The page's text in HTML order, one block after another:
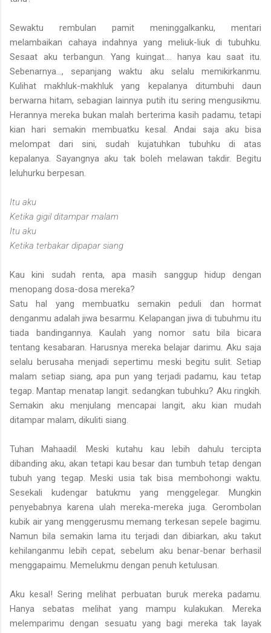
Sewaktu rembulan pamit meninggalkanku, mentari
melambaikan cahaya indahnya yang meliuk-liuk di tubuhku.
Sesaat aku terbangun. Yang kuingat.... hanya kau saat itu.
Sebenarnya..., sepanjang waktu aku selalu memikirkanmu.
Kulihat makhluk-makhluk yang kepalanya ditumbuhi daun
berwarna hitam, sebagian lainnya putih itu sering mengusikmu.
Herannya mereka bukan malah berterima kasih padamu, tetapi
kian hari semakin membuatku kesal. Andai saja aku bisa
melompat dari sini, sudah kujatuhkan tubuhku di atas
kepalanya. Sayangnya aku tak boleh melawan takdir. Begitu
leluhurku berpesan.
Itu aku
Ketika gigil ditampar malam
Itu aku
Ketika terbakar dipapar siang
Kau kini sudah renta, apa masih sanggup hidup dengan
menopang dosa-dosa mereka?
Satu hal yang membuatku semakin peduli dan hormat
denganmu adalah jiwa besarmu. Kelapangan jiwa di tubuhmu itu
tiada bandingannya. Kaulah yang nomor satu bila bicara
tentang kesabaran. Harusnya mereka belajar darimu. Aku saja
selalu berusaha menjadi sepertimu meski begitu sulit. Setiap
malam setiap siang, apa pun yang terjadi padamu, kau tetap
tegap. Mantap menatap langit. sedangkan tubuhku? Aku ringkih.
Semakin aku menjulang mencapai langit, aku kian mudah
ditampar malam, dikuliti siang.
Tuhan Mahaadil. Meski kutahu kau lebih dahulu tercipta
dibanding aku, akan tetapi kau besar dan tumbuh tetap dengan
tubuh yang tegap. Meski usia tak bisa membohongi waktu.
Sesekali kudengar batukmu yang menggelegar. Mungkin
penyebabnya karena ulah mereka-mereka juga. Gerombolan
kubik air yang menggerusmu memang terkesan sepele bagimu.
Namun bila semakin lama itu terjadi dan dibiarkan, aku takut
kehilanganmu lebih cepat, sebelum aku benar-benar berhasil
menggapaimu. Memelukmu dengan penuh ketulusan.
Aku kesal! Sering melihat perbuatan buruk mereka padamu.
Hanya sebatas melihat yang mampu kulakukan. Mereka
melemparimu dengan sesuatu yang bagi mereka tak layak